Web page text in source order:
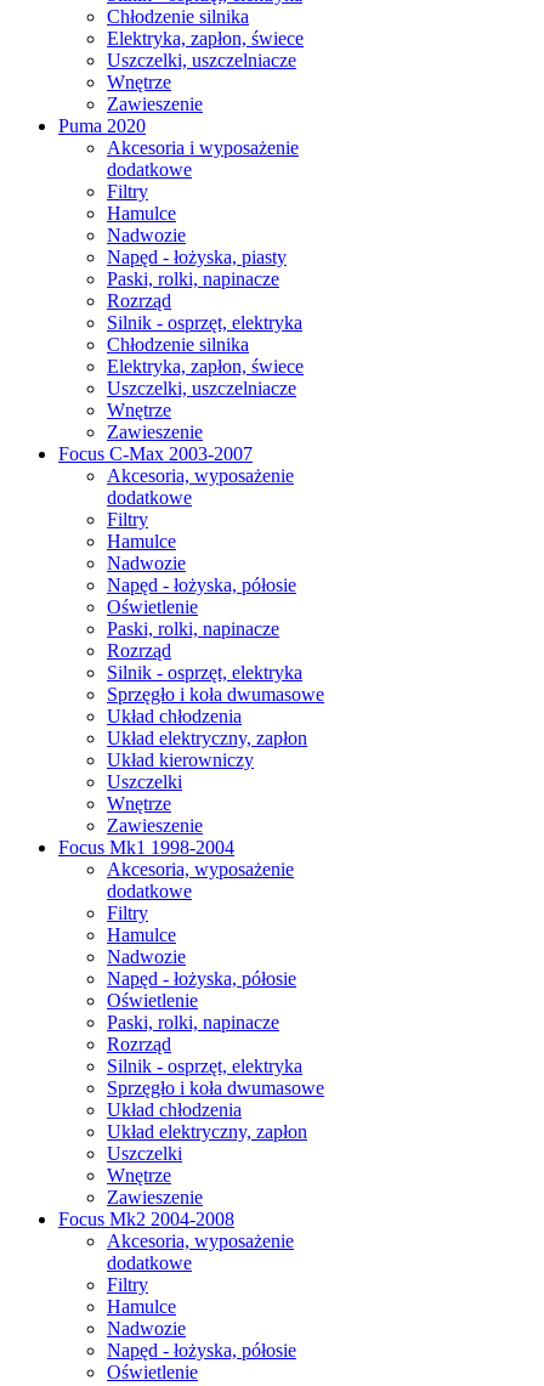
Chłodzenie silnika
Elektryka, zapłon, świece
Uszczelki, uszczelniacze
Wnętrze
Zawieszenie
Puma 2020
Akcesoria i wyposażenie
dodatkowe
Filtry
Hamulce
Nadwozie
Napęd - łożyska, piasty
Paski, rolki, napinacze
Rozrząd
Silnik - osprzęt, elektryka
Chłodzenie silnika
Elektryka, zapłon, świece
Uszczelki, uszczelniacze
Wnętrze
Zawieszenie
Focus C-Max 2003-2007
Akcesoria, wyposażenie
dodatkowe
Filtry
Hamulce
Nadwozie
Napęd - łożyska, półosie
Oświetlenie
Paski, rolki, napinacze
Rozrząd
Silnik - osprzęt, elektryka
Sprzęgło i koła dwumasowe
Układ chłodzenia
Układ elektryczny, zapłon
Układ kierowniczy
Uszczelki
Wnętrze
Zawieszenie
Focus Mk1 1998-2004
Akcesoria, wyposażenie
dodatkowe
Filtry
Hamulce
Nadwozie
Napęd - łożyska, półosie
Oświetlenie
Paski, rolki, napinacze
Rozrząd
Silnik - osprzęt, elektryka
Sprzęgło i koła dwumasowe
Układ chłodzenia
Układ elektryczny, zapłon
Uszczelki
Wnętrze
Zawieszenie
Focus Mk2 2004-2008
Akcesoria, wyposażenie
dodatkowe
Filtry
Hamulce
Nadwozie
Napęd - łożyska, półosie
Oświetlenie